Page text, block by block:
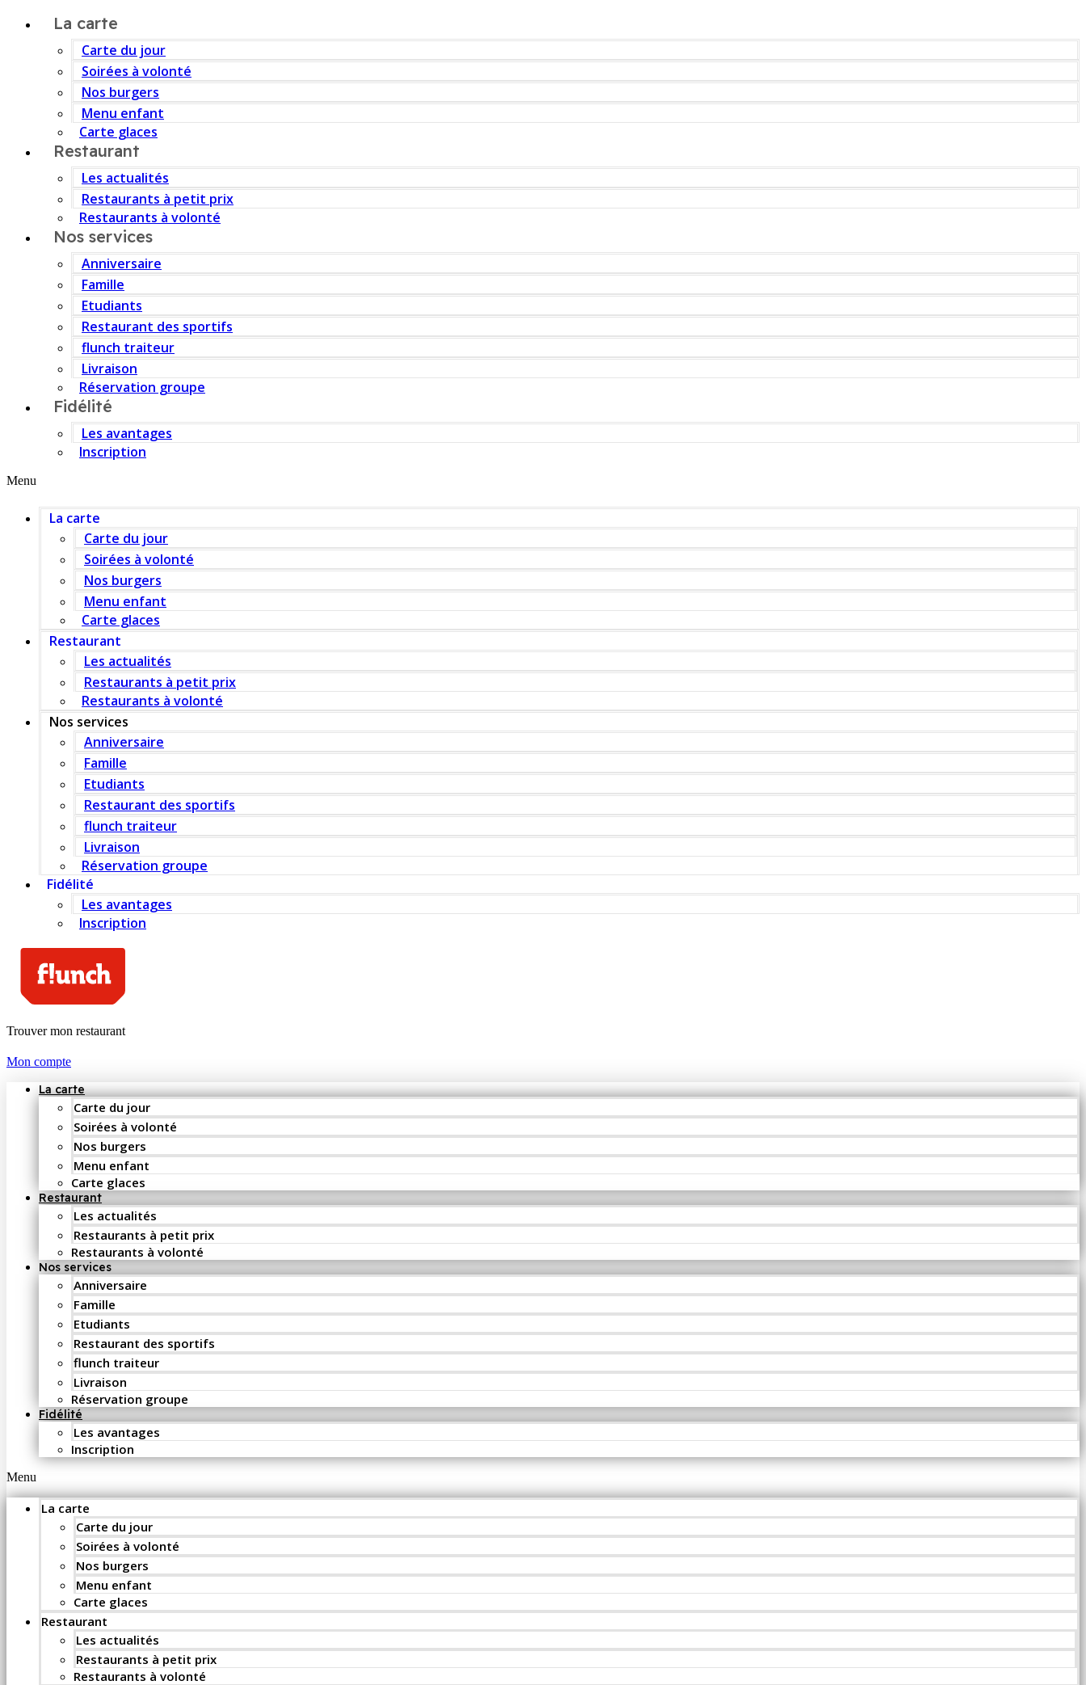
La carte
Carte du jour
Soirées à volonté
Nos burgers
Menu enfant
Carte glaces
Restaurant
Les actualités
Restaurants à petit prix
Restaurants à volonté
Nos services
Anniversaire
Famille
Etudiants
Restaurant des sportifs
flunch traiteur
Livraison
Réservation groupe
Fidélité
Les avantages
Inscription
Menu
La carte
Carte du jour
Soirées à volonté
Nos burgers
Menu enfant
Carte glaces
Restaurant
Les actualités
Restaurants à petit prix
Restaurants à volonté
Nos services
Anniversaire
Famille
Etudiants
Restaurant des sportifs
flunch traiteur
Livraison
Réservation groupe
Fidélité
Les avantages
Inscription
Trouver mon restaurant
Mon compte
La carte
Carte du jour
Soirées à volonté
Nos burgers
Menu enfant
Carte glaces
Restaurant
Les actualités
Restaurants à petit prix
Restaurants à volonté
Nos services
Anniversaire
Famille
Etudiants
Restaurant des sportifs
flunch traiteur
Livraison
Réservation groupe
Fidélité
Les avantages
Inscription
Menu
La carte
Carte du jour
Soirées à volonté
Nos burgers
Menu enfant
Carte glaces
Restaurant
Les actualités
Restaurants à petit prix
Restaurants à volonté